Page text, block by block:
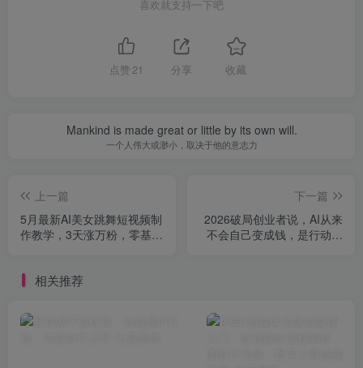
喜欢就支持一下吧
点赞 21 分享 收藏
Mankind is made great or little by its own will.
一个人伟大或渺小，取决于他的意志力
上一篇
5月最新AI美女跳舞短视频制
作教学，3天涨万粉，零基础
下一篇
2026破局创业者说，AI从来
不会自己变成钱，是行动者
相关推荐